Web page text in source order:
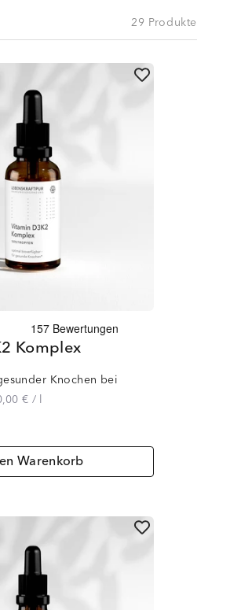
29 Produkte
Komplex
Knochen bei
€ / l
Warenkorb